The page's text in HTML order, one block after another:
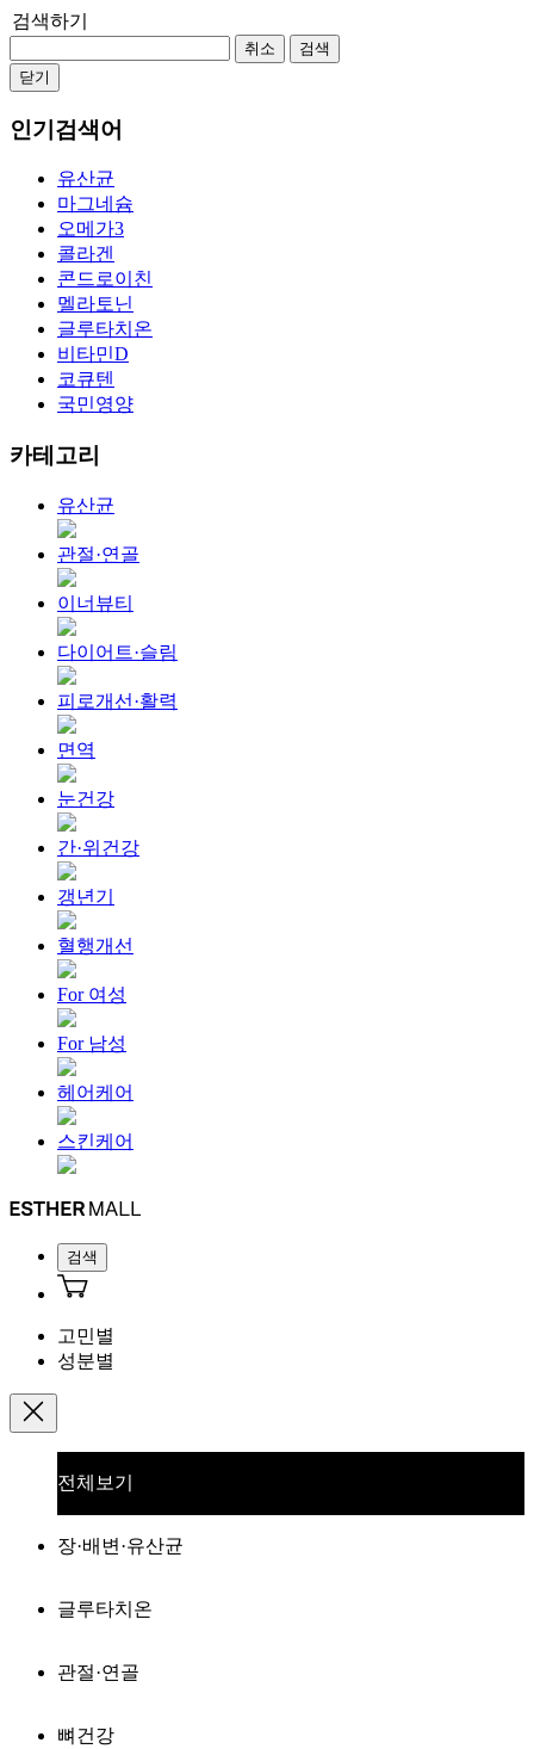
검색하기
취소
검색
닫기
인기검색어
유산균
마그네슘
오메가3
콜라겐
콘드로이친
멜라토닌
글루타치온
비타민D
코큐텐
국민영양
카테고리
유산균
관절·연골
이너뷰티
다이어트·슬림
피로개선·활력
면역
눈건강
간·위건강
갱년기
혈행개선
For 여성
For 남성
헤어케어
스킨케어
검색
고민별
성분별
전체보기
장·배변·유산균
글루타치온
관절·연골
뼈건강